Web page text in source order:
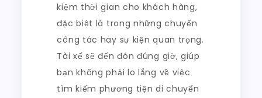
kiệm thời gian cho khách hàng,
đặc biệt là trong những chuyến
công tác hay sự kiện quan trọng.
Tài xế sẽ đến đón đúng giờ, giúp
bạn không phải lo lắng về việc
tìm kiếm phương tiện di chuyển